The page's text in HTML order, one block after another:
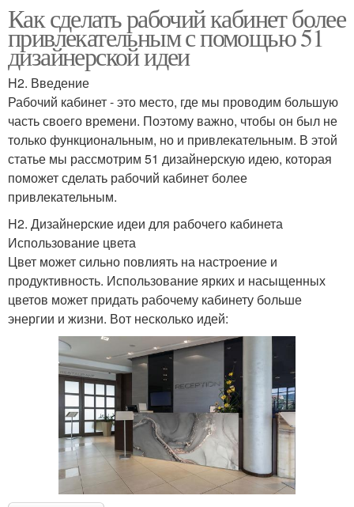
Как сделать рабочий кабинет более
привлекательным с помощью 51
дизайнерской идеи
H2. Введение
Рабочий кабинет - это место, где мы проводим большую
часть своего времени. Поэтому важно, чтобы он был не
только функциональным, но и привлекательным. В этой
статье мы рассмотрим 51 дизайнерскую идею, которая
поможет сделать рабочий кабинет более
привлекательным.
H2. Дизайнерские идеи для рабочего кабинета
Использование цвета
Цвет может сильно повлиять на настроение и
продуктивность. Использование ярких и насыщенных
цветов может придать рабочему кабинету больше
энергии и жизни. Вот несколько идей: